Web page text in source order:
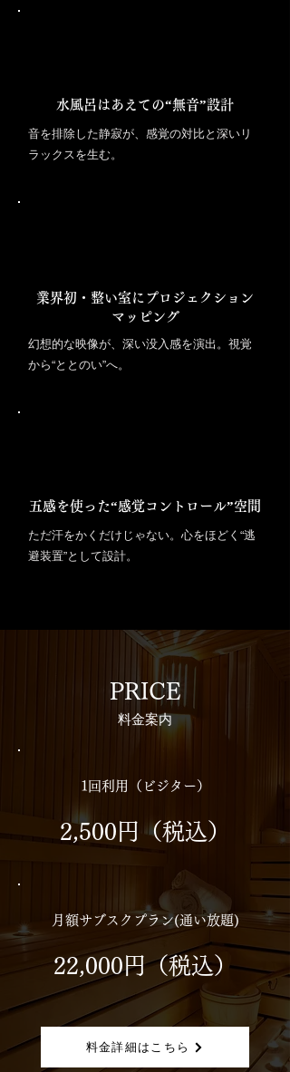
水風呂はあえての“無音”設計
音を排除した静寂が、感覚の対比と深いリ
ラックスを生む。
業界初・整い室にプロジェクション
マッピング
幻想的な映像が、深い没入感を演出。視覚
から“ととのい”へ。
五感を使った“感覚コントロール”空間
ただ汗をかくだけじゃない。心をほどく“逃
避装置”として設計。
PRICE
料金案内
1回利用（ビジター）
2,500円（税込）
月額サブスクプラン(通い放題)
22,000円（税込）
料金詳細はこちら